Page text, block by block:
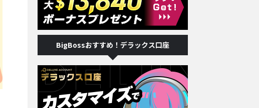
BigBossおすすめ！デラックス口座